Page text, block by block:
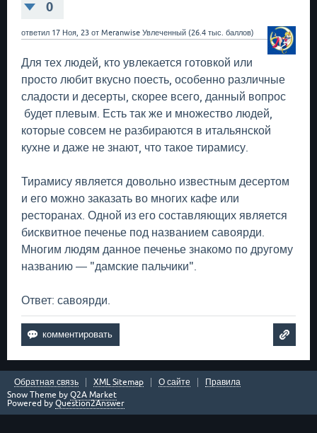
0
ответил 17 Ноя, 23 от Meranwise Увлеченный (26.4 тыс. баллов)
Для тех людей, кто увлекается готовкой или
просто любит вкусно поесть, особенно различные
сладости и десерты, скорее всего, данный вопрос
будет плевым. Есть так же и множество людей,
которые совсем не разбираются в итальянской
кухне и даже не знают, что такое тирамису.
Тирамису является довольно известным десертом
и его можно заказать во многих кафе или
ресторанах. Одной из его составляющих является
бисквитное печенье под названием савоярди.
Многим людям данное печенье знакомо по другому
названию — "дамские пальчики".
Ответ: савоярди.
Обратная связь XML Sitemap О сайте
Правила
Snow Theme by Q2A Market
Powered by Question2Answer